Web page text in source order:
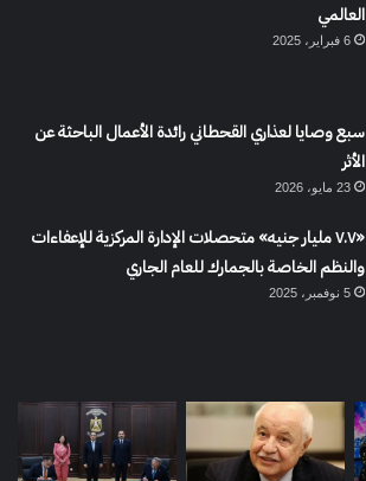
العالمي
6 فبراير، 2025
سبع وصايا لعذاري القحطاني رائدة الأعمال الباحثة عن
الأثر
23 مايو، 2026
«٧.٧ مليار جنيه» متحصلات الإدارة المركزية للإعفاءات
والنظم الخاصة بالجمارك للعام الجاري
5 نوفمبر، 2025